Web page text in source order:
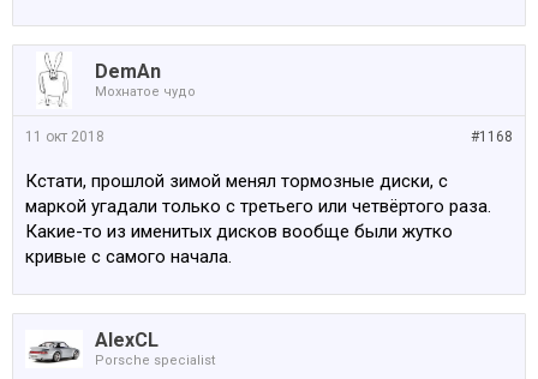
DemAn
Мохнатое чудо
#1168
11 окт 2018
Кстати, прошлой зимой менял тормозные диски, с
маркой угадали только с третьего или четвёртого раза.
Какие-то из именитых дисков вообще были жутко
кривые с самого начала.
AlexCL
Porsche specialist